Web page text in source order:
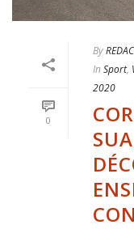
0
By
In Sport,
2020